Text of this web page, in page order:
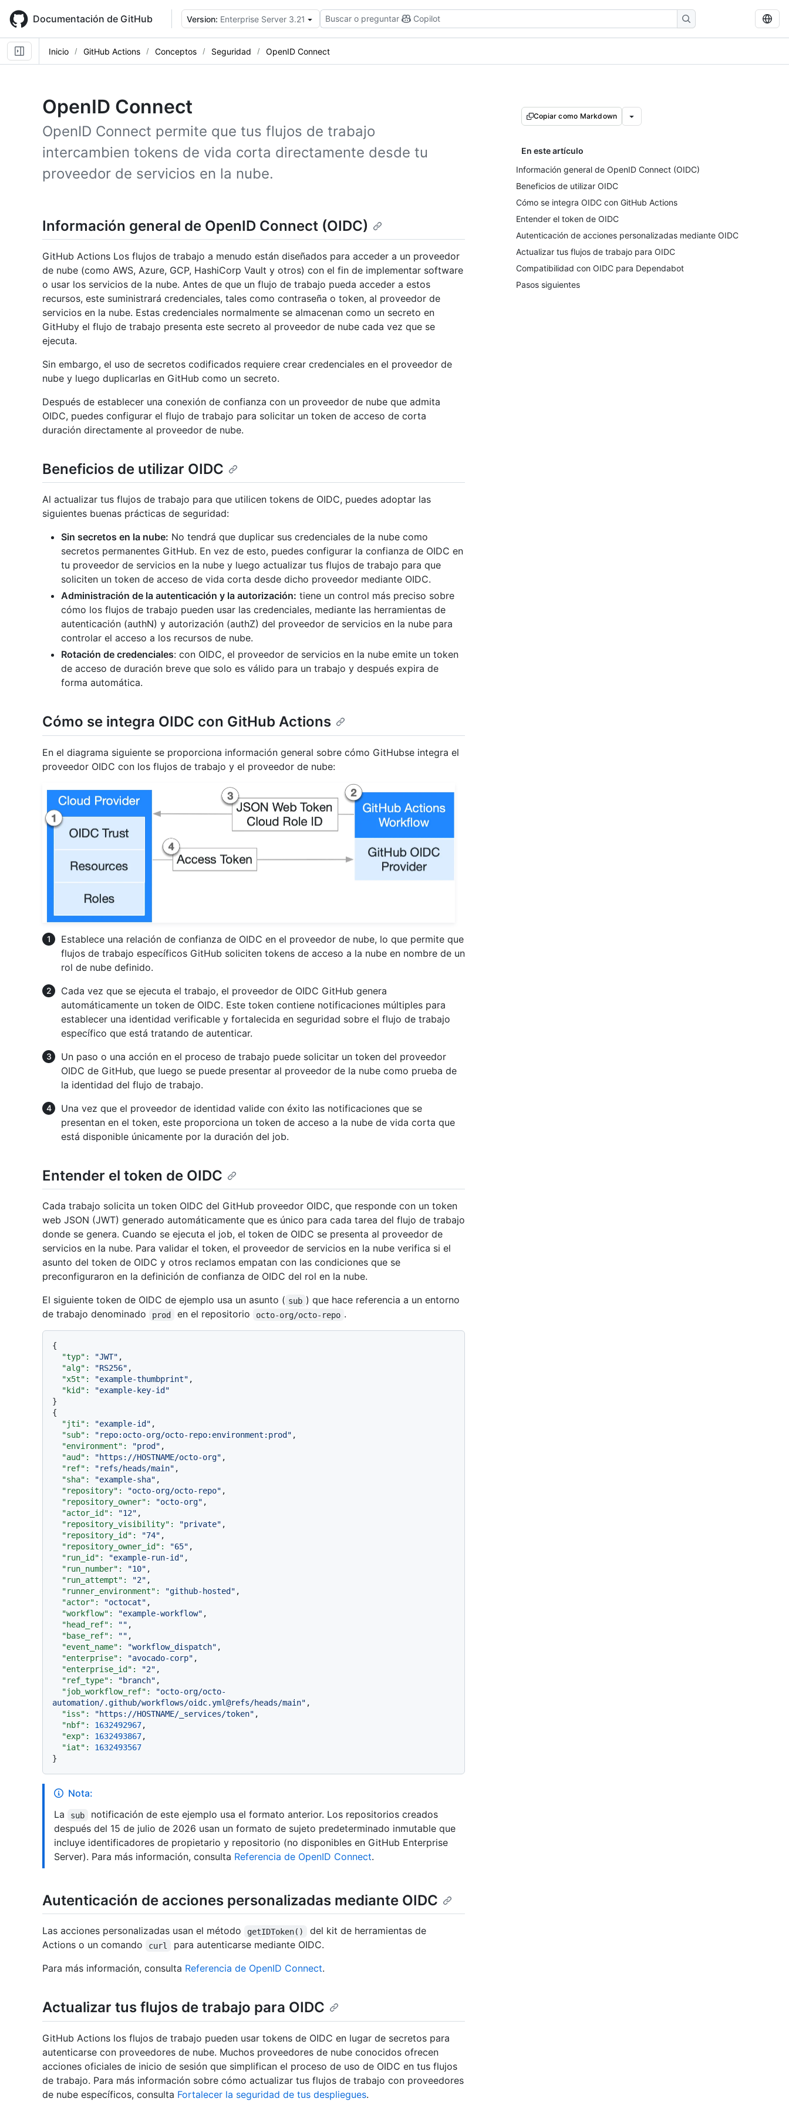
main
content
Documentación de GitHub Version: Enterprise Server 3.21 Buscar o preguntar Copilot
Inicio GitHub Actions Conceptos Seguridad OpenID Connect
OpenID Connect
OpenID Connect permite que tus flujos de trabajo
intercambien tokens de vida corta directamente desde tu
proveedor de servicios en la nube.
Copiar como Markdown
En este artículo
Información general de OpenID Connect (OIDC)
Beneficios de utilizar OIDC
Cómo se integra OIDC con GitHub Actions
Entender el token de OIDC
Autenticación de acciones personalizadas mediante OIDC
Actualizar tus flujos de trabajo para OIDC
Compatibilidad con OIDC para Dependabot
Pasos siguientes
Información general de OpenID Connect (OIDC)
GitHub Actions Los flujos de trabajo a menudo están diseñados para acceder a un proveedor
de nube (como AWS, Azure, GCP, HashiCorp Vault y otros) con el fin de implementar software
o usar los servicios de la nube. Antes de que un flujo de trabajo pueda acceder a estos
recursos, este suministrará credenciales, tales como contraseña o token, al proveedor de
servicios en la nube. Estas credenciales normalmente se almacenan como un secreto en
GitHuby el flujo de trabajo presenta este secreto al proveedor de nube cada vez que se
ejecuta.
Sin embargo, el uso de secretos codificados requiere crear credenciales en el proveedor de
nube y luego duplicarlas en GitHub como un secreto.
Después de establecer una conexión de confianza con un proveedor de nube que admita
OIDC, puedes configurar el flujo de trabajo para solicitar un token de acceso de corta
duración directamente al proveedor de nube.
Beneficios de utilizar OIDC
Al actualizar tus flujos de trabajo para que utilicen tokens de OIDC, puedes adoptar las
siguientes buenas prácticas de seguridad:
Sin secretos en la nube: No tendrá que duplicar sus credenciales de la nube como
secretos permanentes GitHub. En vez de esto, puedes configurar la confianza de OIDC en
tu proveedor de servicios en la nube y luego actualizar tus flujos de trabajo para que
soliciten un token de acceso de vida corta desde dicho proveedor mediante OIDC.
Administración de la autenticación y la autorización: tiene un control más preciso sobre
cómo los flujos de trabajo pueden usar las credenciales, mediante las herramientas de
autenticación (authN) y autorización (authZ) del proveedor de servicios en la nube para
controlar el acceso a los recursos de nube.
Rotación de credenciales: con OIDC, el proveedor de servicios en la nube emite un token
de acceso de duración breve que solo es válido para un trabajo y después expira de
forma automática.
Cómo se integra OIDC con GitHub Actions
En el diagrama siguiente se proporciona información general sobre cómo GitHubse integra el
proveedor OIDC con los flujos de trabajo y el proveedor de nube:
Establece una relación de confianza de OIDC en el proveedor de nube, lo que permite que
flujos de trabajo específicos GitHub soliciten tokens de acceso a la nube en nombre de un
rol de nube definido.
Cada vez que se ejecuta el trabajo, el proveedor de OIDC GitHub genera
automáticamente un token de OIDC. Este token contiene notificaciones múltiples para
establecer una identidad verificable y fortalecida en seguridad sobre el flujo de trabajo
específico que está tratando de autenticar.
Un paso o una acción en el proceso de trabajo puede solicitar un token del proveedor
OIDC de GitHub, que luego se puede presentar al proveedor de la nube como prueba de
la identidad del flujo de trabajo.
Una vez que el proveedor de identidad valide con éxito las notificaciones que se
presentan en el token, este proporciona un token de acceso a la nube de vida corta que
está disponible únicamente por la duración del job.
Entender el token de OIDC
Cada trabajo solicita un token OIDC del GitHub proveedor OIDC, que responde con un token
web JSON (JWT) generado automáticamente que es único para cada tarea del flujo de trabajo
donde se genera. Cuando se ejecuta el job, el token de OIDC se presenta al proveedor de
servicios en la nube. Para validar el token, el proveedor de servicios en la nube verifica si el
asunto del token de OIDC y otros reclamos empatan con las condiciones que se
preconfiguraron en la definición de confianza de OIDC del rol en la nube.
El siguiente token de OIDC de ejemplo usa un asunto ( sub ) que hace referencia a un entorno
de trabajo denominado
prod en el repositorio octo-org/octo-repo .
{
"typ":
"JWT" ,
"alg":
"RS256" ,
"x5t":
"example-thumbprint" ,
"kid":
"example-key-id"
}
{
"jti":
"example-id" ,
"sub":
"repo:octo-org/octo-repo:environment:prod" ,
"environment":
"prod" ,
"aud":
"https://HOSTNAME/octo-org" ,
"ref":
"refs/heads/main" ,
"sha":
"example-sha" ,
"repository":
"octo-org/octo-repo" ,
"repository_owner":
"octo-org" ,
"actor_id":
"12" ,
"repository_visibility":
"private" ,
"repository_id":
"74" ,
"repository_owner_id":
"65" ,
"run_id":
"example-run-id" ,
"run_number":
"10" ,
"run_attempt":
"2" ,
"runner_environment":
"github-hosted" ,
"actor":
"octocat" ,
"workflow":
"example-workflow" ,
"head_ref":
"" ,
"base_ref":
"" ,
"event_name":
"workflow_dispatch" ,
"enterprise":
"avocado-corp" ,
"enterprise_id":
"2" ,
"ref_type":
"branch" ,
"job_workflow_ref":
"octo-org/octo-
automation/.github/workflows/oidc.yml@refs/heads/main" ,
"iss":
"https://HOSTNAME/_services/token" ,
"nbf":
1632492967,
"exp":
1632493867,
"iat":
1632493567
Nota:
La
sub
notificación de este ejemplo usa el formato anterior. Los repositorios creados
después del 15 de julio de 2026 usan un formato de sujeto predeterminado inmutable que
incluye identificadores de propietario y repositorio (no disponibles en GitHub Enterprise
Server). Para más información, consulta Referencia de OpenID Connect.
Autenticación de acciones personalizadas mediante OIDC
Las acciones personalizadas usan el método getIDToken()
del kit de herramientas de
Actions o un comando
curl
para autenticarse mediante OIDC.
Para más información, consulta Referencia de OpenID Connect.
Actualizar tus flujos de trabajo para OIDC
GitHub Actions los flujos de trabajo pueden usar tokens de OIDC en lugar de secretos para
autenticarse con proveedores de nube. Muchos proveedores de nube conocidos ofrecen
acciones oficiales de inicio de sesión que simplifican el proceso de uso de OIDC en tus flujos
de trabajo. Para más información sobre cómo actualizar tus flujos de trabajo con proveedores
de nube específicos, consulta Fortalecer la seguridad de tus despliegues.